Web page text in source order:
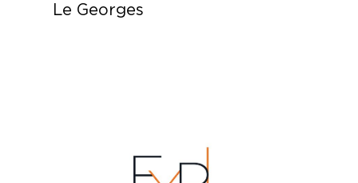
Le Georges